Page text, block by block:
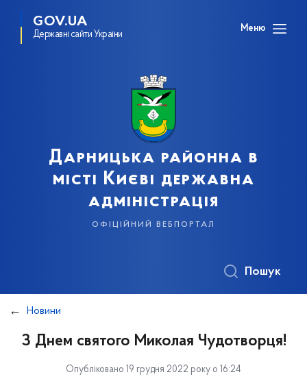
GOV.UA
Державні сайти України
Меню
Дарницька районна в
місті Києві державна
адміністрація
офіційний вебпортал
Пошук
Новини
З Днем святого Миколая Чудотворця!
Опубліковано 19 грудня 2022 року о 16:24